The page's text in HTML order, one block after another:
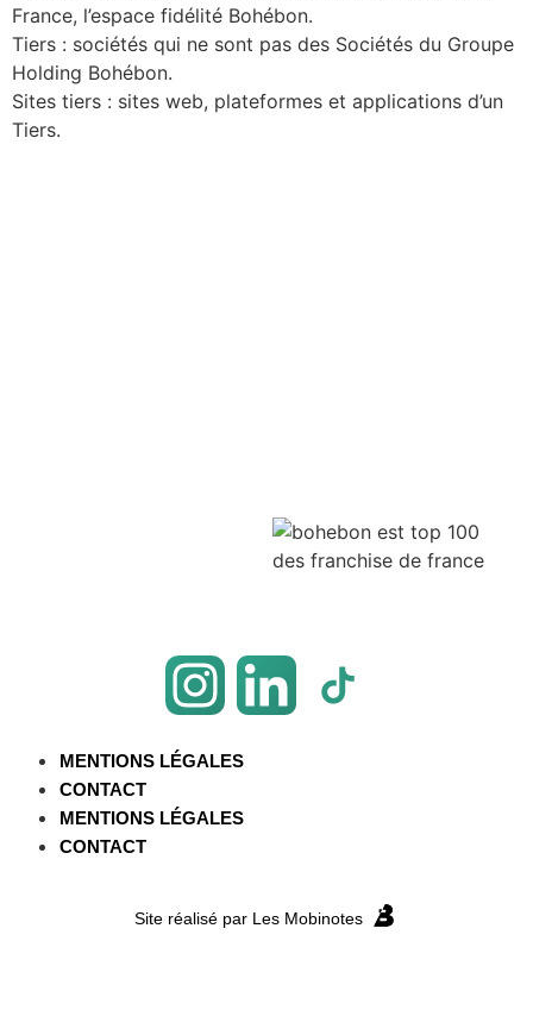
France, l’espace fidélité Bohébon.
Tiers : sociétés qui ne sont pas des Sociétés du Groupe
Holding Bohébon.
Sites tiers : sites web, plateformes et applications d’un
Tiers.
MENTIONS LÉGALES
CONTACT
MENTIONS LÉGALES
CONTACT
Site réalisé par Les Mobinotes